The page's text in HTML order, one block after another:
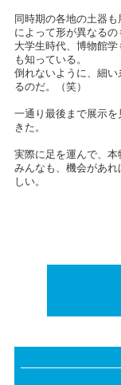
同時期の各地の土器
によって形が異なるの
大学生時代、博物館
も知っている。
倒れないように、細
るのだ。（笑）
一通り最後まで展示
きた。
実際に足を運んで、本
みんなも、機会があ
しい。